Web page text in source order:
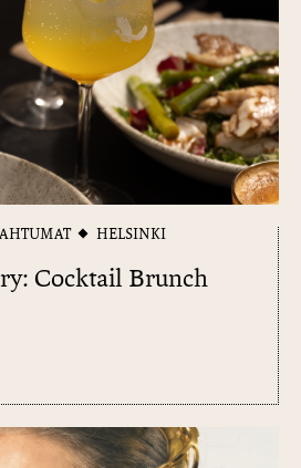
HELSINKI
Cocktail Brunch